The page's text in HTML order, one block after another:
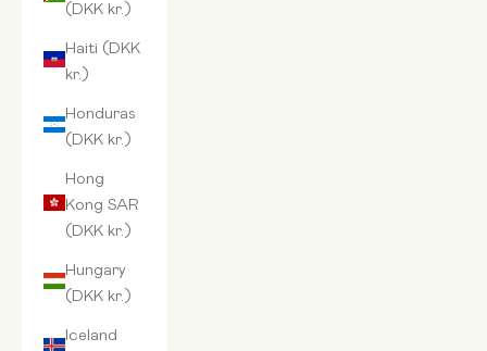
(DKK kr.)
Haiti (DKK
kr.)
Honduras
(DKK kr.)
Hong
Kong SAR
(DKK kr.)
Hungary
(DKK kr.)
Iceland